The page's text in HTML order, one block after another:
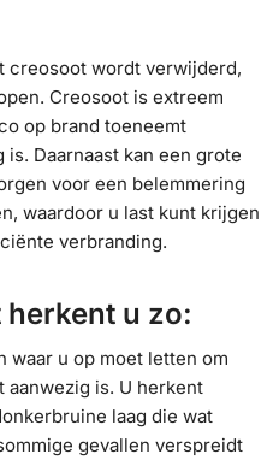
creosoot wordt verwijderd,
Creosoot is extreem
op brand toeneemt
Daarnaast kan een grote
voor een belemmering
waardoor u last kunt krijgen
verbranding.
u zo:
waar u op moet letten om
is. U herkent
laag die wat
gevallen verspreidt